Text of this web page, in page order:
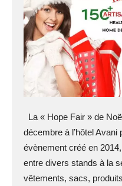
La « Hope Fair » de
décembre à l’hôtel
évènement créé en
entre divers stands à la
vêtements, sacs,